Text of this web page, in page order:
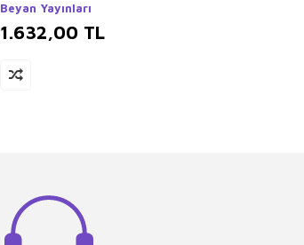
Beyan Yayınları
1.632,00 TL